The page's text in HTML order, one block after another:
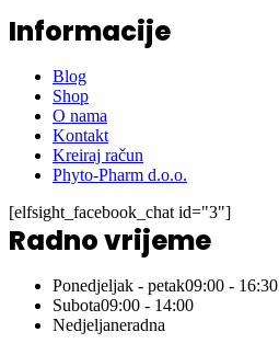
Informacije
Blog
Shop
O nama
Kontakt
Kreiraj račun
Phyto-Pharm d.o.o.
[elfsight_facebook_chat id="3"]
Radno vrijeme
Ponedjeljak - petak09:00 - 16:30
Subota09:00 - 14:00
Nedjeljaneradna